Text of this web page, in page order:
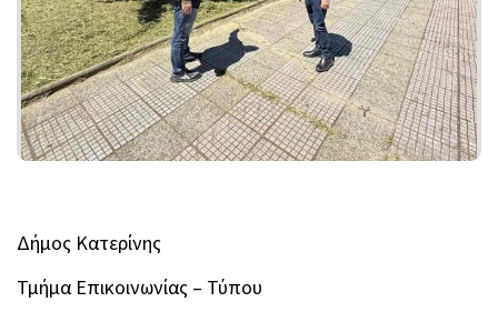
Δήμος Κατερίνης
Τμήμα Επικοινωνίας – Τύπου